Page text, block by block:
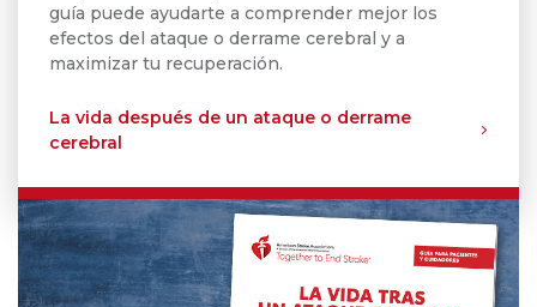
guía puede ayudarte a comprender mejor los
efectos del ataque o derrame cerebral y a
maximizar tu recuperación.
La vida después de un ataque o derrame
cerebral